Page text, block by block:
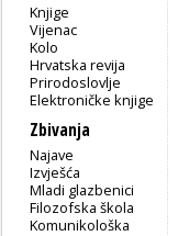
Knjige
Vijenac
Kolo
Hrvatska revija
Prirodoslovlje
Elektroničke knjige
Zbivanja
Najave
Izvješća
Mladi glazbenici
Filozofska škola
Komunikološka